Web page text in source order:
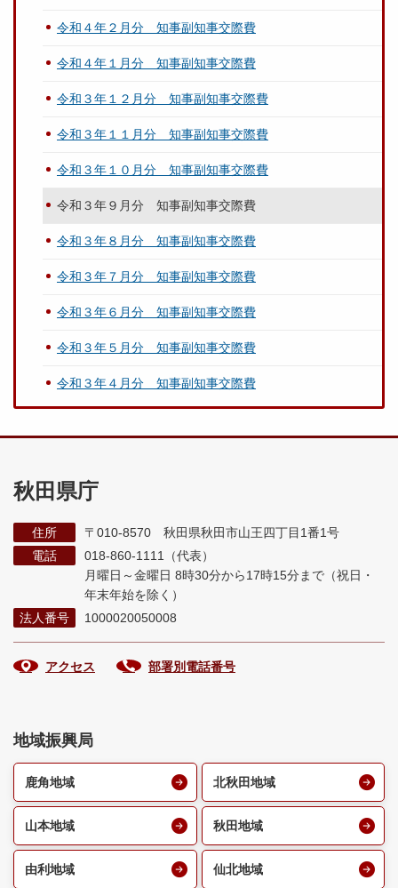
令和４年２月分 知事副知事交際費
令和４年１月分 知事副知事交際費
令和３年１２月分 知事副知事交際費
令和３年１１月分 知事副知事交際費
令和３年１０月分 知事副知事交際費
令和３年９月分 知事副知事交際費
令和３年８月分 知事副知事交際費
令和３年７月分 知事副知事交際費
令和３年６月分 知事副知事交際費
令和３年５月分 知事副知事交際費
令和３年４月分 知事副知事交際費
秋田県庁
住所
〒010-8570 秋田県秋田市山王四丁目1番1号
電話
018-860-1111（代表）
月曜日～金曜日 8時30分から17時15分まで （祝日・
年末年始を除く）
法人番号
1000020050008
アクセス 部署別電話番号
地域振興局
鹿角地域 北秋田地域
山本地域 秋田地域
由利地域 仙北地域